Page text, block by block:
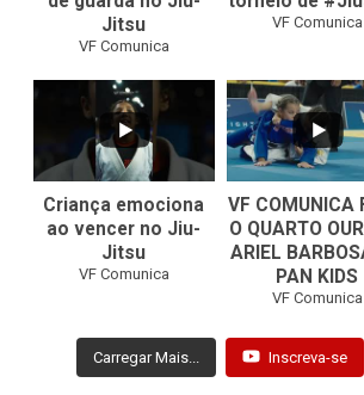
Jitsu
VF Comunica
VF Comunica
0
Criança emociona
ao vencer no Jiu-
Jitsu
VF Comunica
...
0
VF COMUNICA
O QUARTO
ARIEL
PAN KIDS
VF Comunica
Carregar Mais... Inscreva-se